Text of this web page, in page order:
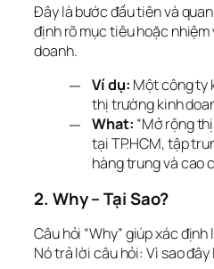
Đây là bước đầu tiên và
định rõ mục tiêu hoặc
doanh.
Ví dụ: Một công ty
thị trường kinh
What: “Mở rộng
tại TP.HCM, tập
hàng trung và cao
2. Why – Tại Sao?
Câu hỏi “Why” giúp xác
Nó trả lời câu hỏi: Vì sao